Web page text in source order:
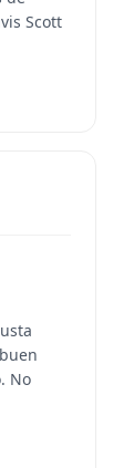
Scott
No